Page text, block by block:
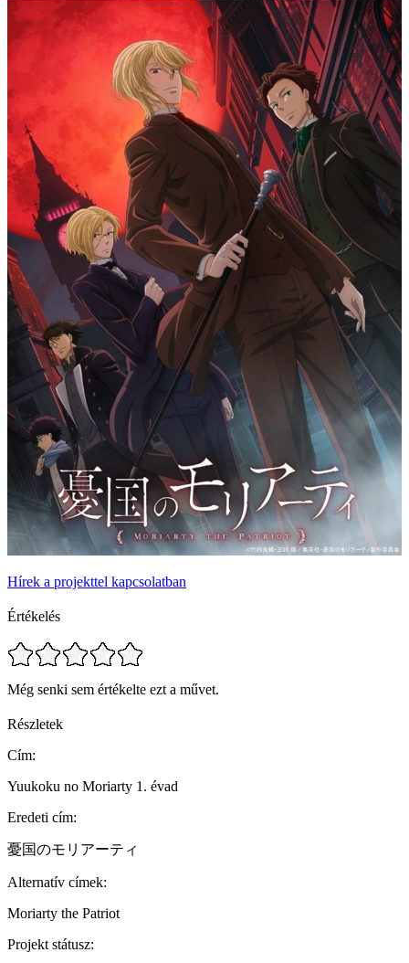
Hírek a projekttel kapcsolatban
Értékelés
Még senki sem értékelte ezt a művet.
Részletek
Cím:
Yuukoku no Moriarty 1. évad
Eredeti cím:
憂国のモリアーティ
Alternatív címek:
Moriarty the Patriot
Projekt státusz: